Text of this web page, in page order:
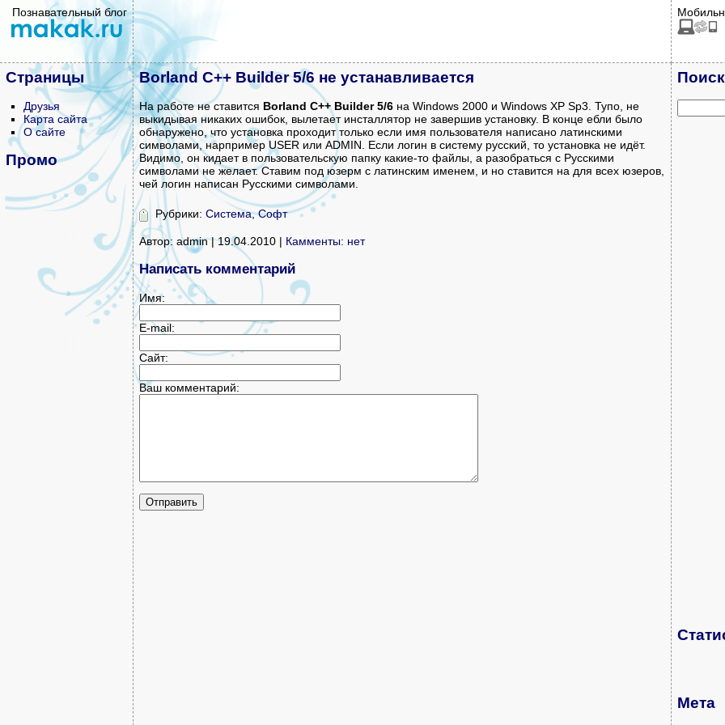
Познавательный блог
Страницы
Друзья
Карта сайта
О сайте
Промо
Borland C++ Builder 5/6 не устанавливается
На работе не ставится Borland C++ Builder 5/6 на Windows 2000 и Windows XP Sp3. Тупо, не
выкидывая никаких ошибок, вылетает инсталлятор не завершив установку. В конце ебли было
обнаружено, что установка проходит только если имя пользователя написано латинскими
символами, нарпример USER или ADMIN. Если логин в систему русский, то установка не идёт.
Видимо, он кидает в пользовательскую папку какие-то файлы, а разобраться с Русскими
символами не желает. Ставим под юзерм с латинским именем, и но ставится на для всех юзеров,
чей логин написан Русскими символами.
Рубрики: Система,Софт
Автор: admin | 19.04.2010 | Камменты: нет
Написать комментарий
Имя:
E-mail:
Сайт:
Ваш комментарий:
Мета